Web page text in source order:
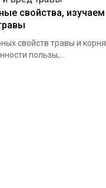
свойства, изучаем
свойств травы и корня
пользы,...